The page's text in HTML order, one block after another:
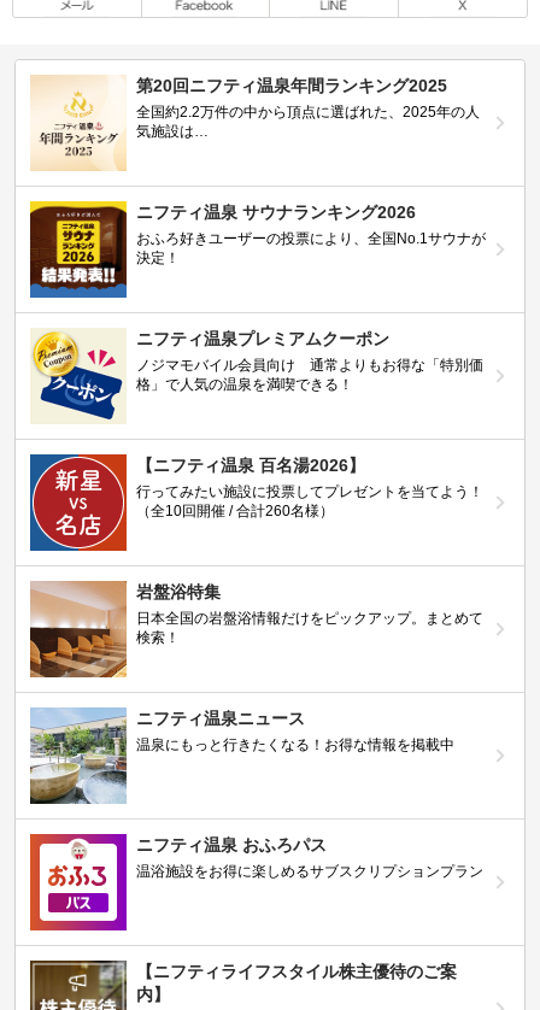
第20回ニフティ温泉年間ランキング2025
全国約2.2万件の中から頂点に選ばれた、2025年の人
気施設は…
ニフティ温泉 サウナランキング2026
おふろ好きユーザーの投票により、全国No.1サウナが
決定！
ニフティ温泉プレミアムクーポン
ノジマモバイル会員向け 通常よりもお得な「特別価
格」で人気の温泉を満喫できる！
【ニフティ温泉 百名湯2026】
行ってみたい施設に投票してプレゼントを当てよう！
（全10回開催 / 合計260名様）
岩盤浴特集
日本全国の岩盤浴情報だけをピックアップ。まとめて
検索！
ニフティ温泉ニュース
温泉にもっと行きたくなる！お得な情報を掲載中
ニフティ温泉 おふろパス
温浴施設をお得に楽しめるサブスクリプションプラン
【ニフティライフスタイル株主優待のご案
内】